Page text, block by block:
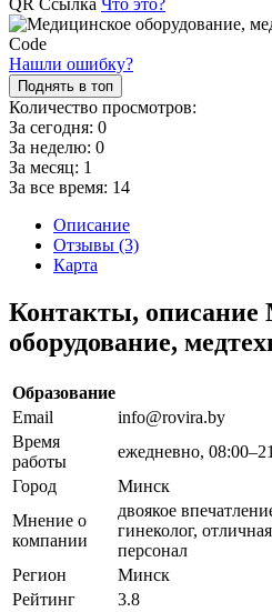
Нашли ошибку?
Поднять в топ
Количество просмотров:
За сегодня: 0
За неделю: 0
За месяц: 1
За все время: 14
Описание
Отзывы (3)
Карта
Контакты, описание
оборудование,
Образование
Email
info@rovira.by
Время
работы
ежедневно,
Город
Минск
Мнение о
компании
двоякое
гинеколог,
персонал
Регион
Минск
Рейтинг
3.8